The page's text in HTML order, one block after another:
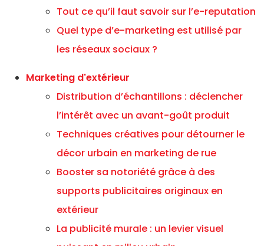
Tout ce qu’il faut savoir sur l’e-reputation
Quel type d’e-marketing est utilisé par
les réseaux sociaux ?
Marketing d'extérieur
Distribution d’échantillons : déclencher
l’intérêt avec un avant-goût produit
Techniques créatives pour détourner le
décor urbain en marketing de rue
Booster sa notoriété grâce à des
supports publicitaires originaux en
extérieur
La publicité murale : un levier visuel